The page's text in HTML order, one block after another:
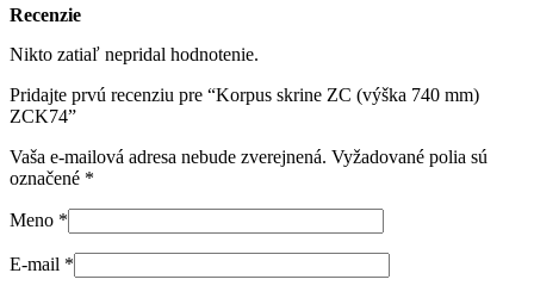
Recenzie
Nikto zatiaľ nepridal hodnotenie.
Pridajte prvú recenziu pre “Korpus skrine ZC (výška 740 mm)
ZCK74”
Vaša e-mailová adresa nebude zverejnená. Vyžadované polia sú
označené *
Meno *
E-mail *